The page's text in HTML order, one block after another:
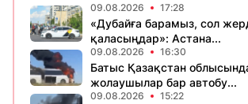
09.08.2026 17:28
«Дубайға барамыз, сол
қаласыңдар»: Астана...
09.08.2026 16:30
Батыс Қазақстан
жолаушылар бар автобу...
09.08.2026 15:22